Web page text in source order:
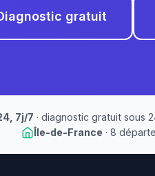
gratuit
7j/7 · diagnostic gratuit sous
Île-de-France · 8